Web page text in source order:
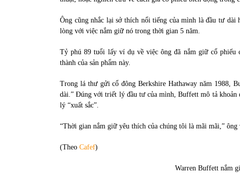
Ông cũng nhắc lại sở thích nổi tiếng của mình là đầu tư
lòng với việc nắm giữ nó trong thời gian 5 năm.
Tỷ phú 89 tuổi lấy ví dụ về việc ông đã nắm giữ cổ phiếu
thành của sản phẩm này.
Trong lá thư gửi cổ đông Berkshire Hathaway năm 1988,
dài.” Đúng với triết lý đầu tư của mình, Buffett mô tả khoản
lý “xuất sắc”.
“Thời gian nắm giữ yêu thích của chúng tôi là mãi mãi,”
(Theo Cafef)
Warren Buffett nắm